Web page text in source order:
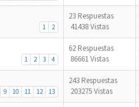
1 2
23 Respuestas
41438 Vistas
1 2 3 4
62 Respuestas
86661 Vistas
9 10 11 12 13
243 Respuestas
203275 Vistas